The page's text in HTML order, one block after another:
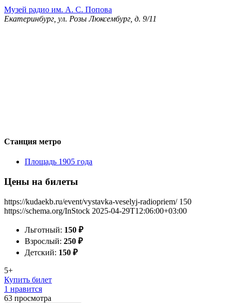
Музей радио им. А. С. Попова
Екатеринбург, ул. Розы Люксембург, д. 9/11
Станция метро
Площадь 1905 года
Цены на билеты
https://kudaekb.ru/event/vystavka-veselyj-radiopriem/ 150
https://schema.org/InStock 2025-04-29T12:06:00+03:00
Льготный: 150 ₽
Взрослый: 250 ₽
Детский: 150 ₽
5+
Купить билет
1 нравится
63 просмотра